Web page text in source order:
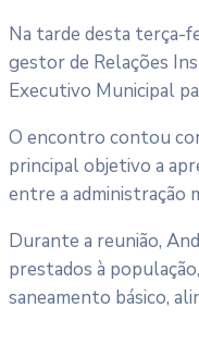
Na tarde desta terça-
gestor de Relações
Executivo Municipal
O encontro contou
principal objetivo a
entre a administração
Durante a reunião,
prestados à
saneamento básico,